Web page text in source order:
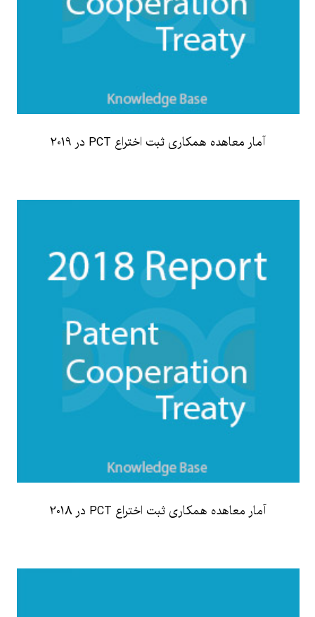
آمار معاهده همکاری ثبت اختراع PCT در 2019
آمار معاهده همکاری ثبت اختراع PCT در 2018